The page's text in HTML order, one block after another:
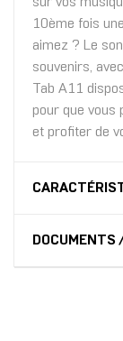
10ème fois
aimez ? Le
souvenirs,
Tab A11
pour que vous
et profiter de
DOCUMENTS